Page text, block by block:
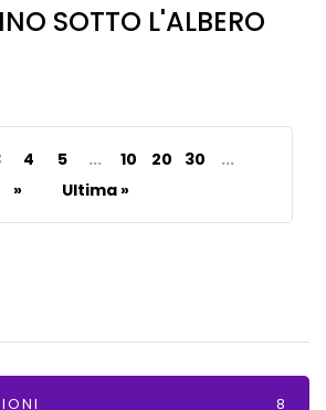
SOTTO L'ALBERO
4 5 ... 10 20 30
...
»
Ultima »
8